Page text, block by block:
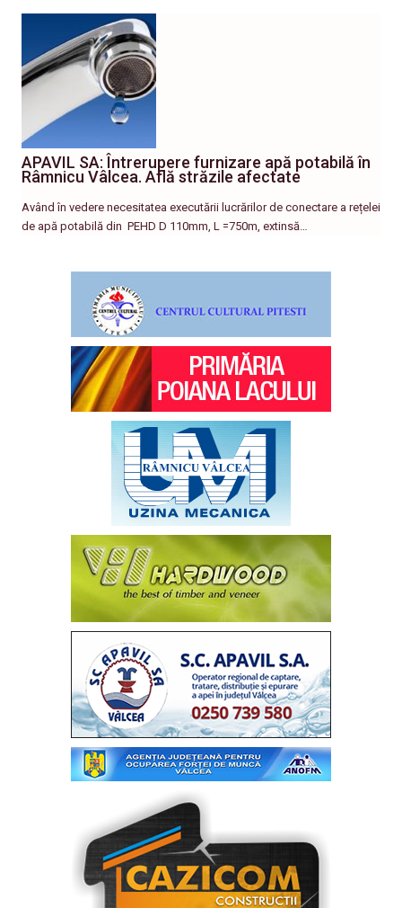
APAVIL SA: Întrerupere furnizare apă potabilă în
Râmnicu Vâlcea. Află străzile afectate
Având în vedere necesitatea executării lucrărilor de conectare a rețelei
de apă potabilă din PEHD D 110mm, L =750m, extinsă…